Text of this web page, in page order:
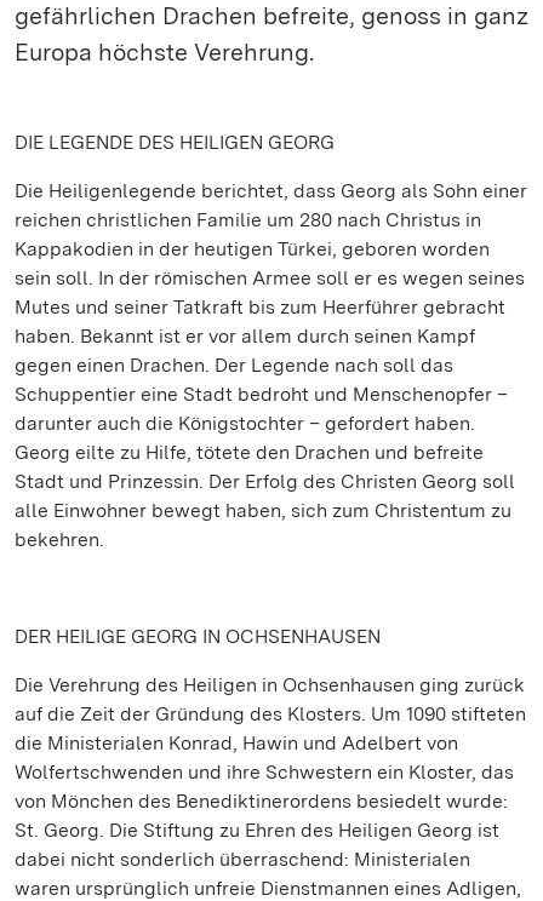
gefährlichen Drachen befreite, genoss in ganz
Europa höchste Verehrung.
DIE LEGENDE DES HEILIGEN GEORG
Die Heiligenlegende berichtet, dass Georg als Sohn einer
reichen christlichen Familie um 280 nach Christus in
Kappakodien in der heutigen Türkei, geboren worden
sein soll. In der römischen Armee soll er es wegen seines
Mutes und seiner Tatkraft bis zum Heerführer gebracht
haben. Bekannt ist er vor allem durch seinen Kampf
gegen einen Drachen. Der Legende nach soll das
Schuppentier eine Stadt bedroht und Menschenopfer –
darunter auch die Königstochter – gefordert haben.
Georg eilte zu Hilfe, tötete den Drachen und befreite
Stadt und Prinzessin. Der Erfolg des Christen Georg soll
alle Einwohner bewegt haben, sich zum Christentum zu
bekehren.
DER HEILIGE GEORG IN OCHSENHAUSEN
Die Verehrung des Heiligen in Ochsenhausen ging zurück
auf die Zeit der Gründung des Klosters. Um 1090 stifteten
die Ministerialen Konrad, Hawin und Adelbert von
Wolfertschwenden und ihre Schwestern ein Kloster, das
von Mönchen des Benediktinerordens besiedelt wurde:
St. Georg. Die Stiftung zu Ehren des Heiligen Georg ist
dabei nicht sonderlich überraschend: Ministerialen
waren ursprünglich unfreie Dienstmannen eines Adligen,